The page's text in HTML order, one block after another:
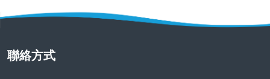
聯絡方式